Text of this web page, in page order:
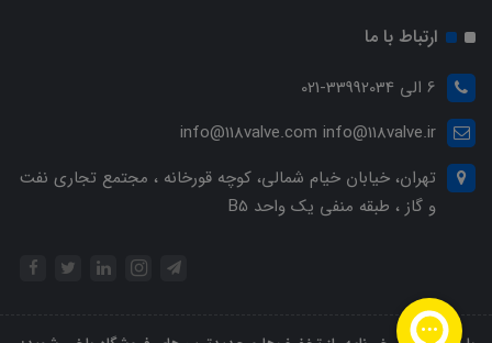
ارتباط با ما
6 الی 33992034-021
info@118valve.com info@118valve.ir
تهران، خیابان خیام شمالی، کوچه قورخانه ، مجتمع تجاری نفت
و گاز ، طبقه منفی یک واحد B5